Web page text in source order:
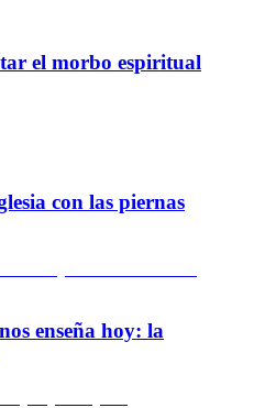
el morbo espiritual
con las piernas
enseña hoy: la